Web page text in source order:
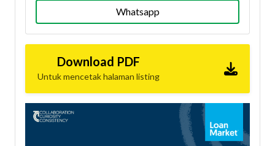
Whatsapp
Download PDF
Untuk mencetak halaman listing